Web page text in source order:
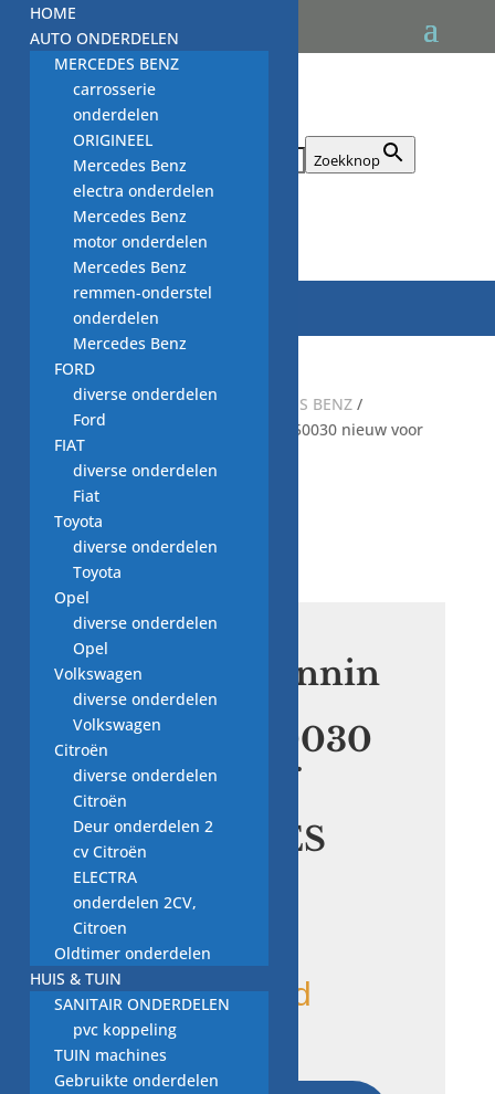
Zoek naar: Zoekknop
Start/auto onderdelen MERCEDES BENZ/
bandenspanningssensor A0009050030 nieuw voor
origineel MERCEDES BENZ
bandenspannin
gssensor
A0009050030
nieuw voor
origineel
MERCEDES
BENZ
€94,00
8 op voorraad
bandenspanningssensor
A0009050030
nieuw
HOME
AUTO ONDERDELEN
MERCEDES BENZ
carrosserie
onderdelen
ORIGINEEL
Mercedes Benz
electra onderdelen
Mercedes Benz
motor onderdelen
Mercedes Benz
remmen-onderstel
onderdelen
Mercedes Benz
FORD
diverse onderdelen
Ford
FIAT
diverse onderdelen
Fiat
Toyota
diverse onderdelen
Toyota
Opel
diverse onderdelen
Opel
Volkswagen
diverse onderdelen
Volkswagen
Citroën
diverse onderdelen
Citroën
Deur onderdelen 2
cv Citroën
ELECTRA
onderdelen 2CV,
Citroen
Oldtimer onderdelen
HUIS & TUIN
SANITAIR ONDERDELEN
pvc koppeling
TUIN machines
Gebruikte onderdelen